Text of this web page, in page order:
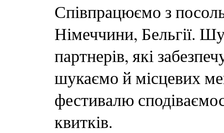
Співпрацюємо з
Німеччини, Бельгії.
партнерів, які
шукаємо й місцевих
фестивалю
квитків.